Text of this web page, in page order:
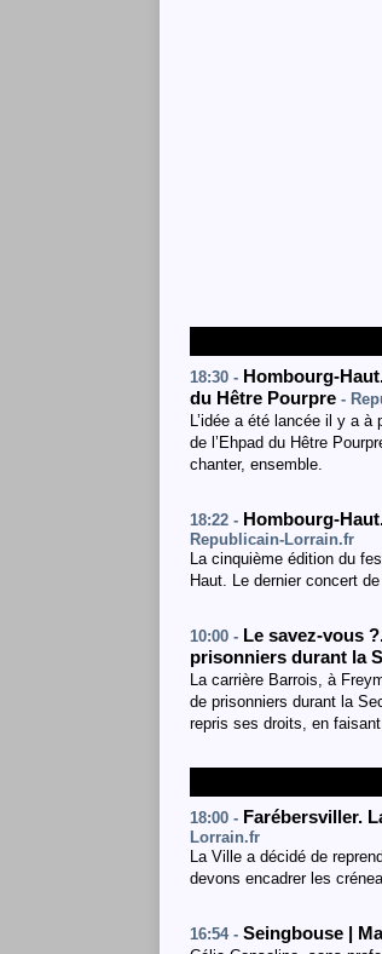
18:30 - Hombourg-
du Hêtre Pourpre -
L’idée a été lancée il y a
de l’Ehpad du Hêtre
chanter, ensemble.
18:22 - Hombourg-
Republicain-Lorrain.fr
La cinquième édition du
Haut. Le dernier concert
10:00 - Le savez-vous
prisonniers durant la
La carrière Barrois, à
de prisonniers durant la
repris ses droits, en
18:00 - Farébersviller.
Lorrain.fr
La Ville a décidé de
devons encadrer les
16:54 - Seingbouse |